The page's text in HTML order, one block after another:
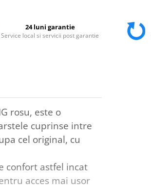
24 luni garantie
Service local si servicii post garantie
rosu, este o
cuprinse intre
cel original, cu
confort astfel incat
acces mai usor